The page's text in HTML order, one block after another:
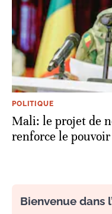
POLITIQUE
Mali: le projet de
renforce le
Bienvenue dans